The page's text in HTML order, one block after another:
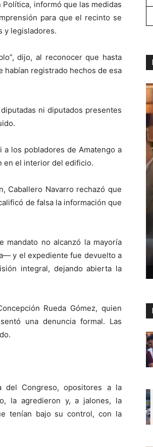
informó que las medidas
para que el recinto se
y legisladores.
dijo, al reconocer que hasta
registrado hechos de esa
ni diputados presentes
los pobladores de Amatengo a
en el interior del edificio.
Caballero Navarro rechazó que
de falsa la información que
no alcanzó la mayoría
y el expediente fue devuelto a
integral, dejando abierta la
Rueda Gómez, quien
una denuncia formal. Las
Congreso, opositores a la
la agredieron y, a jalones, la
tenían bajo su control, con la